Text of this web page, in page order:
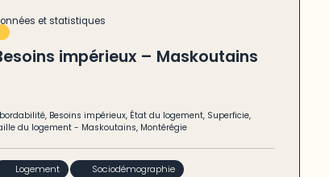
et statistiques
impérieux – Maskoutains
, Besoins impérieux, État du logement, Superficie,
du logement- Maskoutains, Montérégie
Logement Sociodémographie